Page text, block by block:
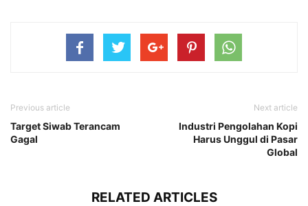
Previous article
Target Siwab Terancam
Gagal
Next article
Industri Pengolahan Kopi
Harus Unggul di Pasar
Global
RELATED ARTICLES